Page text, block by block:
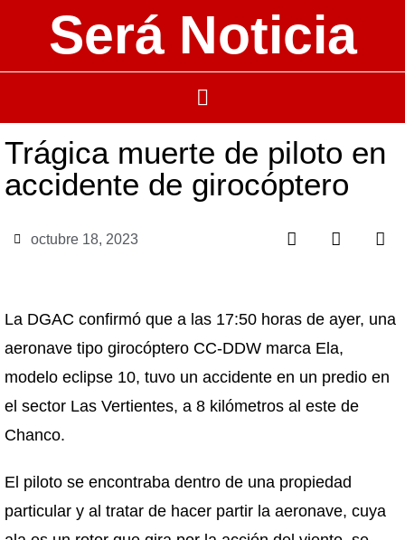
Será Noticia
Trágica muerte de piloto en
accidente de girocóptero
octubre 18, 2023
La DGAC confirmó que a las 17:50 horas de ayer, una
aeronave tipo girocóptero CC-DDW marca Ela,
modelo eclipse 10, tuvo un accidente en un predio en
el sector Las Vertientes, a 8 kilómetros al este de
Chanco.
El piloto se encontraba dentro de una propiedad
particular y al tratar de hacer partir la aeronave, cuya